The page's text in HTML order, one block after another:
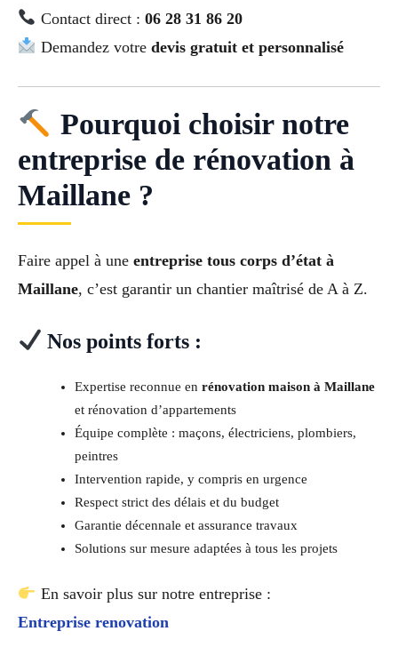
Contact direct : 06 28 31 86 20
Demandez votre devis gratuit et personnalisé
Pourquoi choisir notre
entreprise de rénovation à
Maillane ?
Faire appel à une entreprise tous corps d’état à
Maillane, c’est garantir un chantier maîtrisé de A à Z.
Nos points forts :
Expertise reconnue en rénovation maison à Maillane
et rénovation d’appartements
Équipe complète : maçons, électriciens, plombiers,
peintres
Intervention rapide, y compris en urgence
Respect strict des délais et du budget
Garantie décennale et assurance travaux
Solutions sur mesure adaptées à tous les projets
En savoir plus sur notre entreprise :
Entreprise renovation